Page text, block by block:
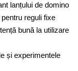
lanțului de domino
reguli fixe
bună la utilizare
și experimentele